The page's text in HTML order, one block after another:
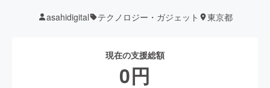
asahidigital テクノロジー・ガジェット 東京都
現在の支援総額
0円